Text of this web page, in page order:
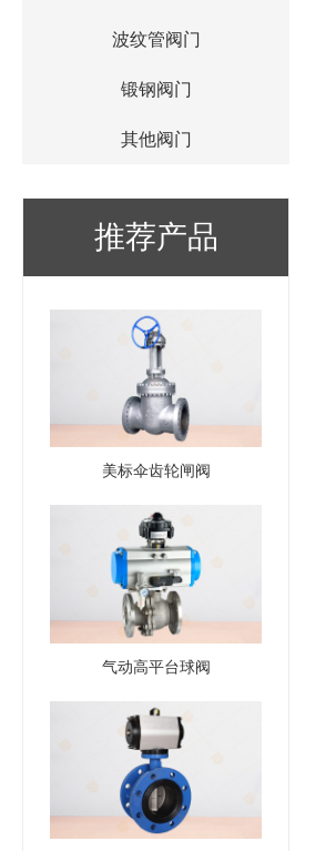
波纹管阀门
锻钢阀门
其他阀门
推荐产品
美标伞齿轮闸阀
气动高平台球阀